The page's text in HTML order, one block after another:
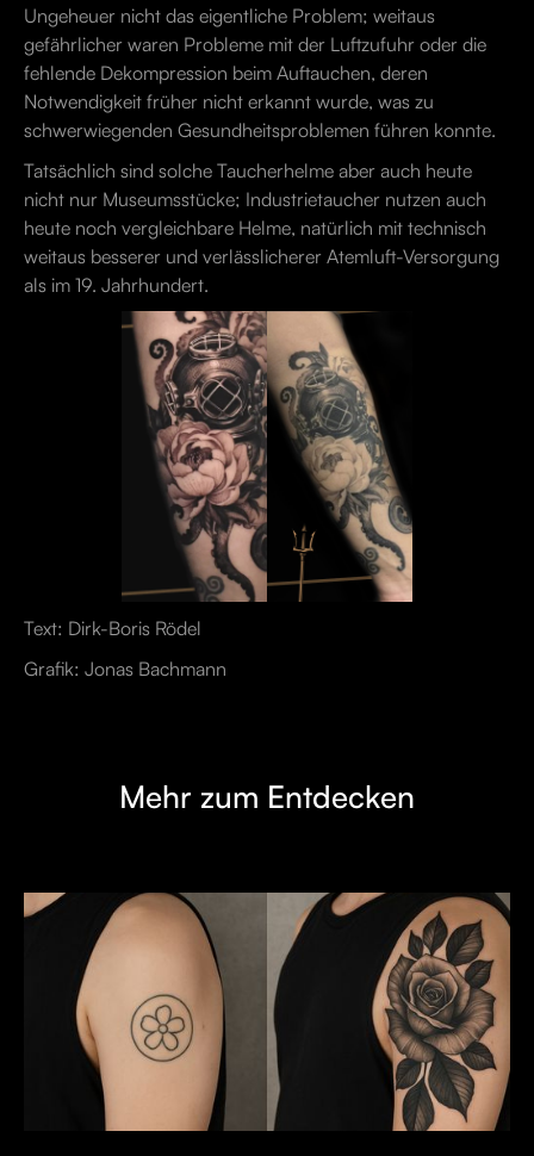
Ungeheuer nicht das eigentliche Problem; weitaus
gefährlicher waren Probleme mit der Luftzufuhr oder die
fehlende Dekompression beim Auftauchen, deren
Notwendigkeit früher nicht erkannt wurde, was zu
schwerwiegenden Gesundheitsproblemen führen konnte.
Tatsächlich sind solche Taucherhelme aber auch heute
nicht nur Museumsstücke; Industrietaucher nutzen auch
heute noch vergleichbare Helme, natürlich mit technisch
weitaus besserer und verlässlicherer Atemluft-Versorgung
als im 19. Jahrhundert.
Text: Dirk-Boris Rödel
Grafik: Jonas Bachmann
Mehr zum Entdecken